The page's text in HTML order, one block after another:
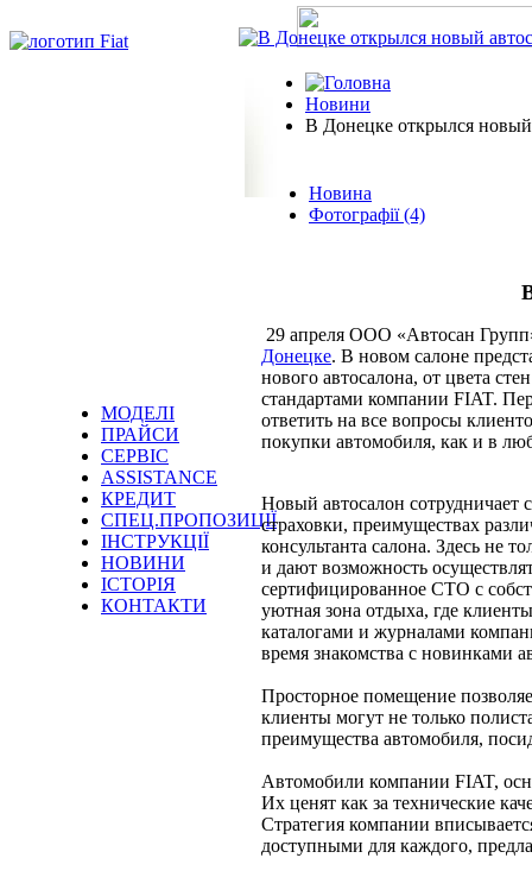
МОДЕЛІ
ПРАЙСИ
СЕРВІС
ASSISTANCE
КРЕДИТ
СПЕЦ.ПРОПОЗИЦІЇ
ІНСТРУКЦІЇ
НОВИНИ
ІСТОРІЯ
КОНТАКТИ
Новини
В Донецке открылся новый
Новина
Фотографії (4)
29 апреля ООО «Автосан
Донецке. В новом салоне
нового автосалона, от цвета
стандартами компании FIAT.
ответить на все вопросы
покупки автомобиля, как и в
Новый автосалон
страховки, преимуществах
консультанта салона. Здесь не
и дают возможность
сертифицированное СТО с
уютная зона отдыха, где
каталогами и журналами
время знакомства с новинками
Просторное помещение
клиенты могут не только
преимущества автомобиля,
Автомобили компании FIAT,
Их ценят как за технические
Стратегия компании
доступными для каждого,